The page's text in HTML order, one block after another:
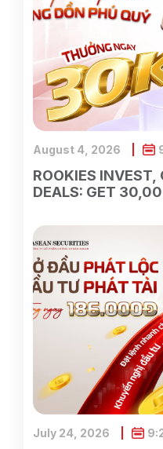
ROOKIES INVEST,
DEALS: GET
ACCOUNT ON
August 4, 2026
July 24, 2026